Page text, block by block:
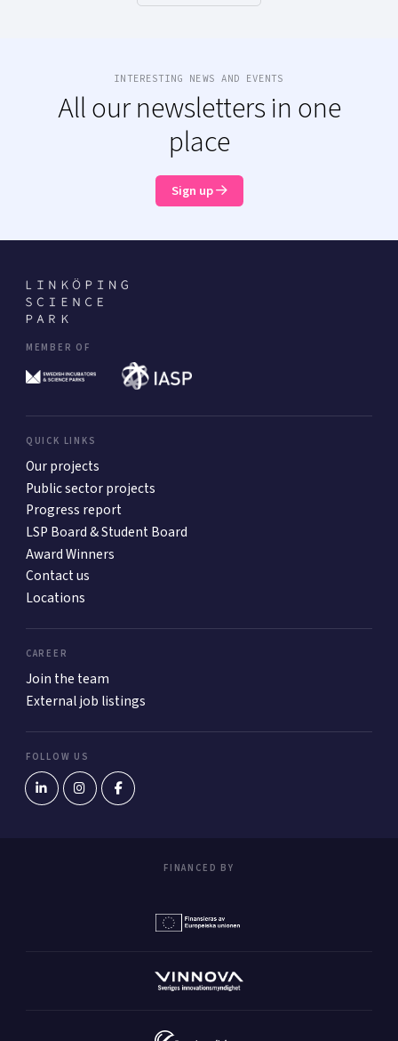
INTERESTING NEWS AND EVENTS
All our newsletters in one
place
Sign up
MEMBER OF
QUICK LINKS
Our projects
Public sector projects
Progress report
LSP Board & Student Board
Award Winners
Contact us
Locations
CAREER
Join the team
External job listings
FOLLOW US
FINANCED BY